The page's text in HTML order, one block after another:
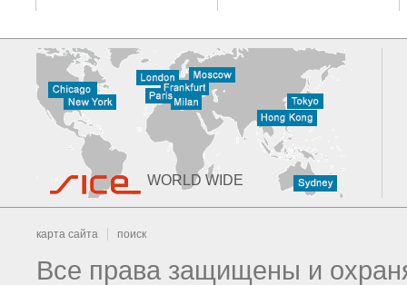
WORLD WIDE
карта сайта поиск
Все права защищены и